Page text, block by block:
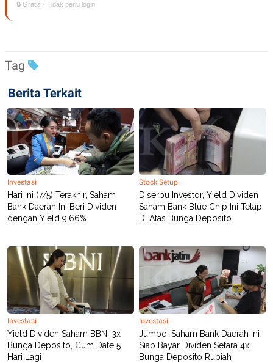
🔒 Gratis · Tidak perlu login
Tag
Berita Terkait
Investasi
Hari Ini (7/5) Terakhir, Saham
Bank Daerah Ini Beri Dividen
dengan Yield 9,66%
Stock Setup
Diserbu Investor, Yield Dividen
Saham Bank Blue Chip Ini Tetap
Di Atas Bunga Deposito
Investasi
Yield Dividen Saham BBNI 3x
Bunga Deposito, Cum Date 5
Hari Lagi
Investasi
Jumbo! Saham Bank Daerah Ini
Siap Bayar Dividen Setara 4x
Bunga Deposito Rupiah